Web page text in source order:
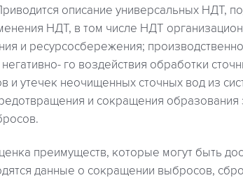
описание универсальных НДТ,
НДТ, в том числе НДТ
и ресурсосбережения;
го воздействия обработки
и утечек неочищенных сточных вод из
и сокращения образования
преимуществ, которые могут быть
данные о сокращении выбросов,